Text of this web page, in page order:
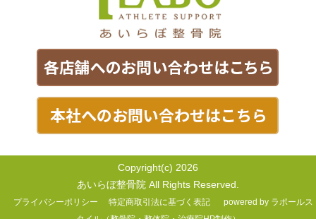
Copyright(c) 2026
あいらぼ整骨院 All Rights Reserved.
プライバシーポリシー 特定商取引法に基づく表記
powered by ラポールス